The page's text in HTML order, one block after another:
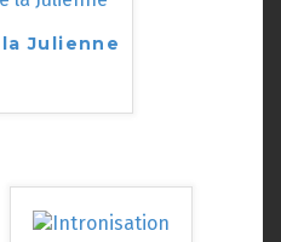
Julienne